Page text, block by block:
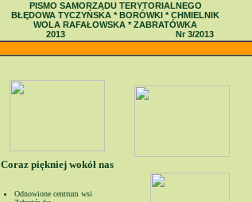
PISMO SAMORZĄDU TERYTORIALNEGO
BŁĘDOWA TYCZYŃSKA * BORÓWKI * CHMIELNIK
WOLA RAFAŁOWSKA * ZABRATÓWKA
2013
Nr 3/2013
Coraz piękniej wokół nas
Odnowione centrum wsi